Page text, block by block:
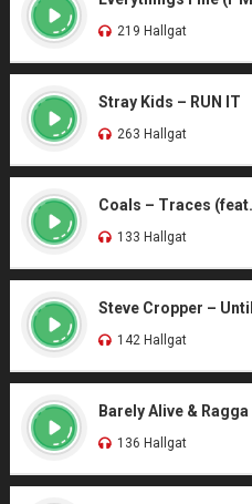
219 Hallgat
Stray Kids – RUN IT
263 Hallgat
Coals – Traces
133 Hallgat
Steve Cropper –
142 Hallgat
Barely Alive &
136 Hallgat